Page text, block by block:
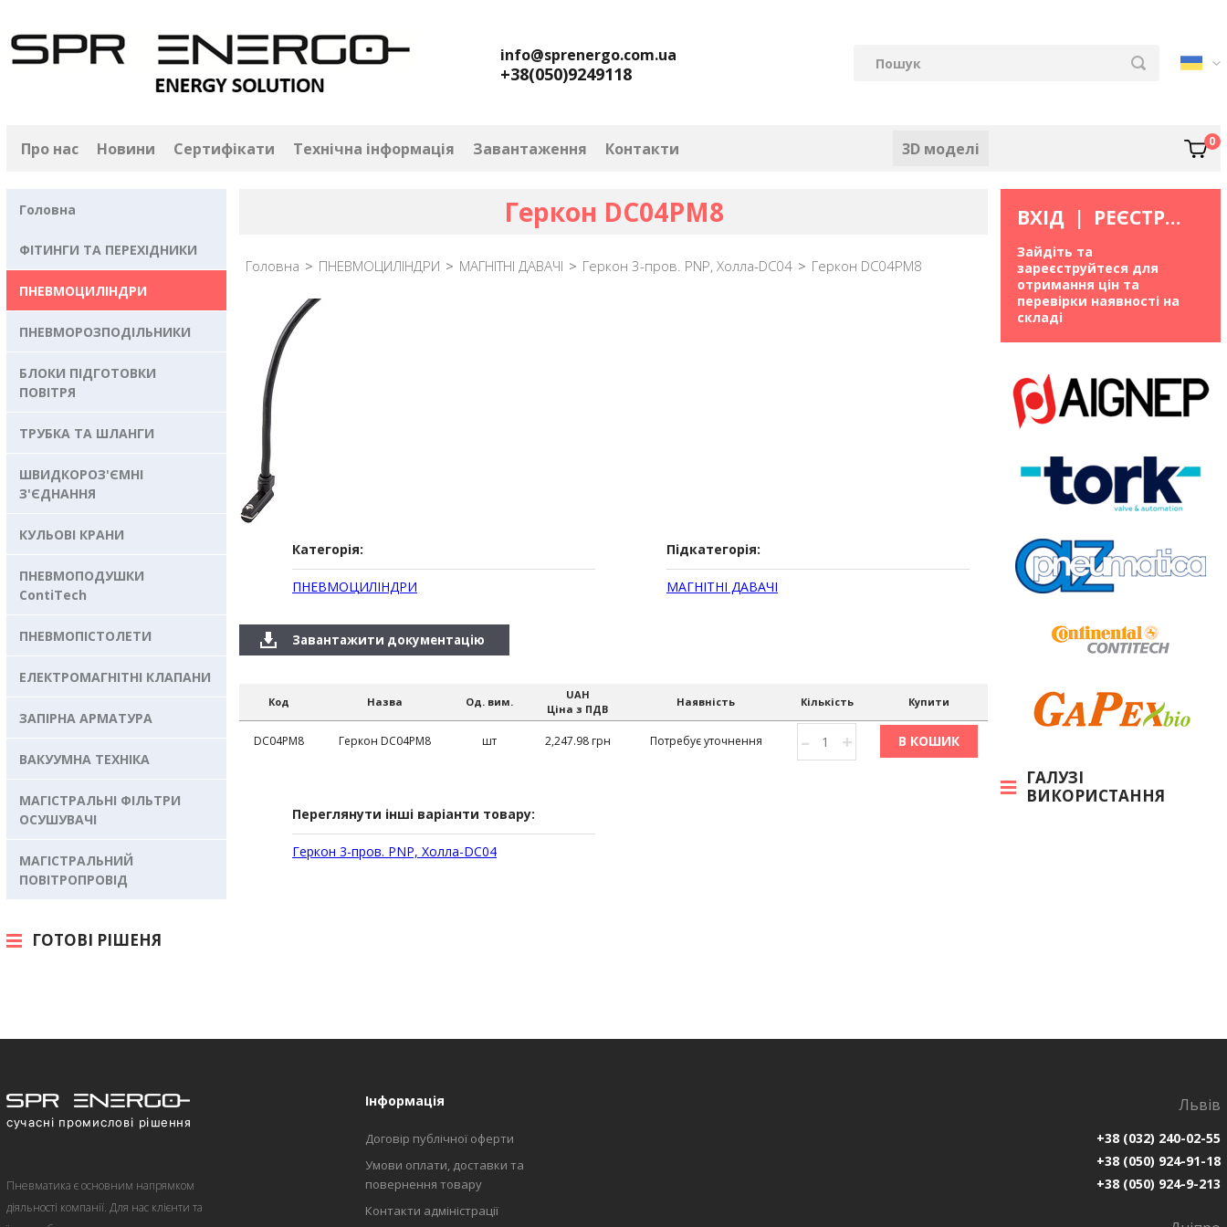
info@sprenergo.com.ua
+38(050)9249118
Про нас Новини Сертифікати Технічна інформація Завантаження Контакти 3D моделі 0
Головна
ФІТИНГИ ТА ПЕРЕХІДНИКИ
ПНЕВМОЦИЛІНДРИ
ПНЕВМОРОЗПОДІЛЬНИКИ
БЛОКИ ПІДГОТОВКИ
ПОВІТРЯ
ТРУБКА ТА ШЛАНГИ
ШВИДКОРОЗ'ЄМНІ
З'ЄДНАННЯ
КУЛЬОВІ КРАНИ
ПНЕВМОПОДУШКИ
ContiTech
ПНЕВМОПІСТОЛЕТИ
ЕЛЕКТРОМАГНІТНІ КЛАПАНИ
ЗАПІРНА АРМАТУРА
ВАКУУМНА ТЕХНІКА
МАГІСТРАЛЬНІ ФІЛЬТРИ
ОСУШУВАЧІ
МАГІСТРАЛЬНИЙ
ПОВІТРОПРОВІД
ГОТОВІ РІШЕНЯ
Геркон DC04PM8
Головна > ПНЕВМОЦИЛІНДРИ > МАГНІТНІ ДАВАЧІ > Геркон 3-пров. PNP, Холла-DC04 > Геркон DC04PM8
Категорія:
ПНЕВМОЦИЛІНДРИ
Підкатегорія:
МАГНІТНІ ДАВАЧІ
Завантажити документацію
Код Назва Од. вим.
UAH
Ціна з ПДВ
Наявність Кількість Купити
DC04PM8 Геркон DC04PM8 шт 2,247.98 грн Потребує уточнення – + В КОШИК
Переглянути інші варіанти товару:
Геркон 3-пров. PNP, Холла-DC04
ВХІД | РЕЄСТРАЦІЯ
Зайдіть та
зареєструйтеся для
отримання цін та
перевірки наявності на
складі
ГАЛУЗІ
ВИКОРИСТАННЯ
Пневматика є основним напрямком
діяльності компанії. Для нас клієнти та
Інформація
Договір публічної оферти
Умови оплати, доставки та
повернення товару
Контакти адміністрації
Львів
+38 (032) 240-02-55
+38 (050) 924-91-18
+38 (050) 924-9-213